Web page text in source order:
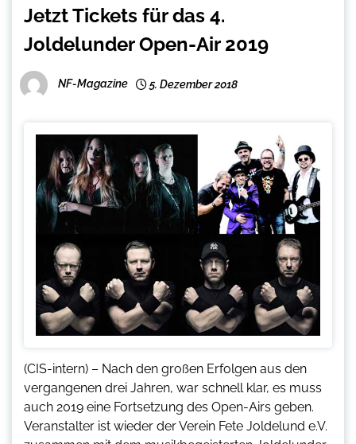
Jetzt Tickets für das 4.
Joldelunder Open-Air 2019
NF-Magazine 5. Dezember 2018
(CIS-intern) – Nach den großen Erfolgen aus den
vergangenen drei Jahren, war schnell klar, es muss
auch 2019 eine Fortsetzung des Open-Airs geben.
Veranstalter ist wieder der Verein Fete Joldelund e.V.